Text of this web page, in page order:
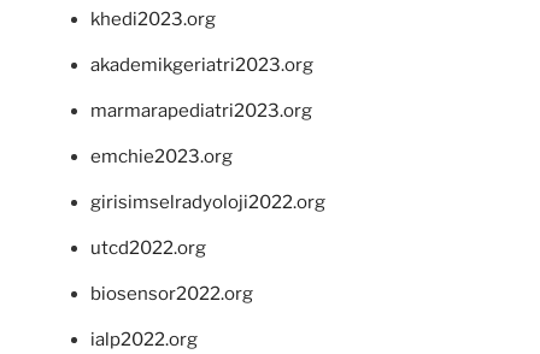
khedi2023.org
akademikgeriatri2023.org
marmarapediatri2023.org
emchie2023.org
girisimselradyoloji2022.org
utcd2022.org
biosensor2022.org
ialp2022.org